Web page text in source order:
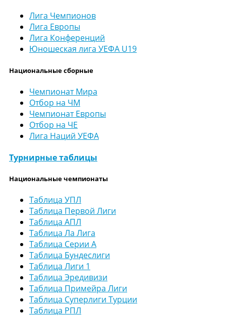
Лига Чемпионов
Лига Европы
Лига Конференций
Юношеская лига УЕФА U19
Национальные сборные
Чемпионат Мира
Отбор на ЧМ
Чемпионат Европы
Отбор на ЧЕ
Лига Наций УЕФА
Турнирные таблицы
Национальные чемпионаты
Таблица УПЛ
Таблица Первой Лиги
Таблица АПЛ
Таблица Ла Лига
Таблица Серии А
Таблица Бундеслиги
Таблица Лиги 1
Таблица Эредивизи
Таблица Примейра Лиги
Таблица Суперлиги Турции
Таблица РПЛ